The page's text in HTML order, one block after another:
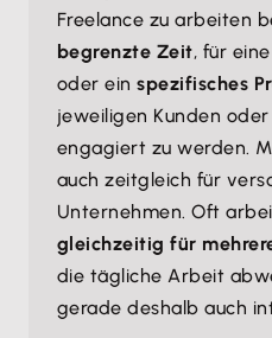
Freelance zu arbeiten
begrenzte Zeit, für eine
oder einspezifisches
jeweiligen Kunden
engagiert zu werden.
auch zeitgleich für
Unternehmen. Oft
gleichzeitig für
die tägliche Arbeit
gerade deshalb auch